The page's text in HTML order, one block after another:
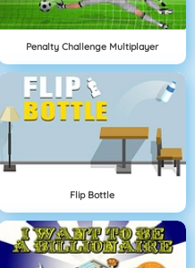
Penalty Challenge Multiplayer
Flip Bottle